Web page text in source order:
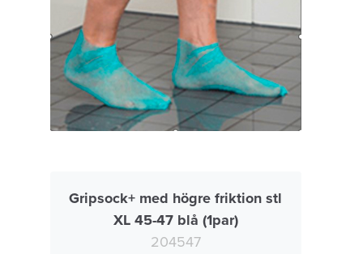
Gripsock+ med högre friktion stl
XL 45-47 blå (1par)
204547